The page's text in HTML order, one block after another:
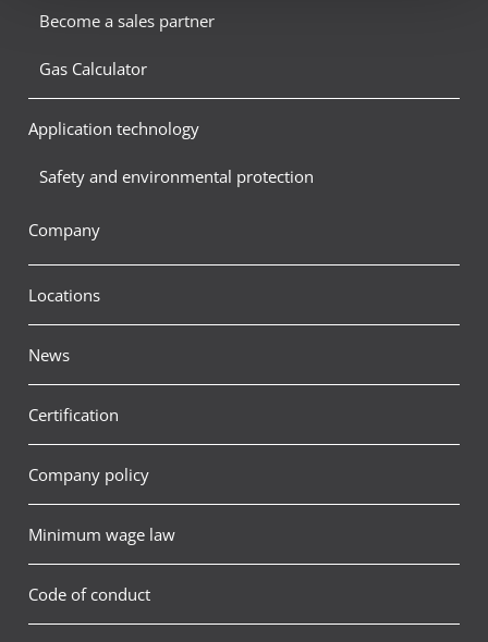
Become a sales partner
Gas Calculator
Application technology
Safety and environmental protection
Company
Locations
News
Certification
Company policy
Minimum wage law
Code of conduct